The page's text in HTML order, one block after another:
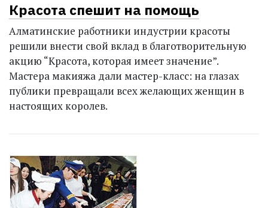
Красота спешит на помощь
Алматинские работники индустрии красоты
решили внести свой вклад в благотворительную
акцию “Красота, которая имеет значение”.
Мастера макияжа дали мастер-класс: на глазах
публики превращали всех желающих женщин в
настоящих королев.